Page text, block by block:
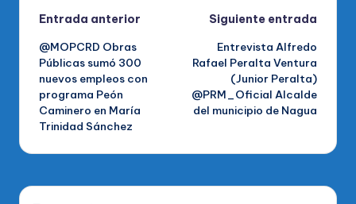
Navegación
de
entradas
Entrada anterior
@MOPCRD Obras
Públicas sumó 300
nuevos empleos con
programa Peón
Caminero en María
Trinidad Sánchez
Siguiente entrada
Entrevista Alfredo
Rafael Peralta Ventura
(Junior Peralta)
@PRM_Oficial Alcalde
del municipio de Nagua